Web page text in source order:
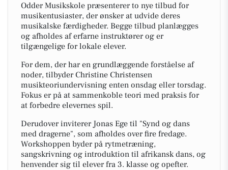
Odder Musikskole præsenterer to nye tilbud for
musikentusiaster, der ønsker at udvide deres
musikalske færdigheder. Begge tilbud planlægges
og afholdes af erfarne instruktører og er
tilgængelige for lokale elever.
For dem, der har en grundlæggende forståelse af
noder, tilbyder Christine Christensen
musikteoriundervisning enten onsdag eller torsdag.
Fokus er på at sammenkoble teori med praksis for
at forbedre elevernes spil.
Derudover inviterer Jonas Ege til "Synd og dans
med dragerne", som afholdes over fire fredage.
Workshoppen byder på rytmetræning,
sangskrivning og introduktion til afrikansk dans, og
henvender sig til elever fra 3. klasse og opefter.